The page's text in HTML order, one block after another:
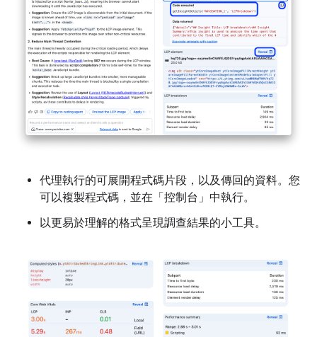
代理執行的可展開程式碼片段，以及傳回的資料。您
可以複製程式碼，並在「控制台」 中執行。
以更易於理解的格式呈現調查結果的小工具。